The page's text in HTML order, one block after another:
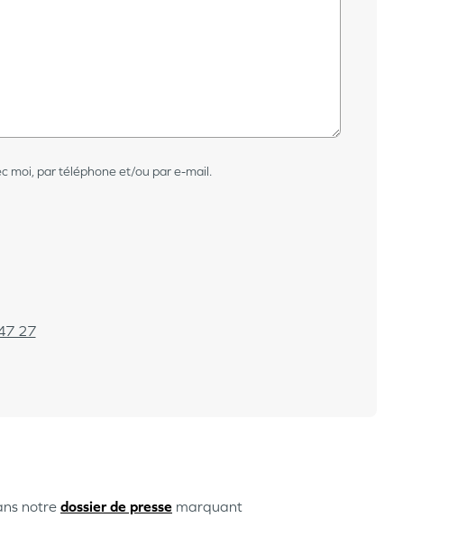
moi, par téléphone et/ou par e-mail.
27
notre dossier de presse marquant